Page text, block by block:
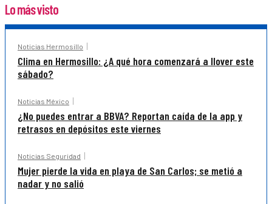
Lo más visto
Noticias Hermosillo
Clima en Hermosillo: ¿A qué hora comenzará a llover este
sábado?
Noticias México
¿No puedes entrar a BBVA? Reportan caída de la app y
retrasos en depósitos este viernes
Noticias Seguridad
Mujer pierde la vida en playa de San Carlos; se metió a
nadar y no salió